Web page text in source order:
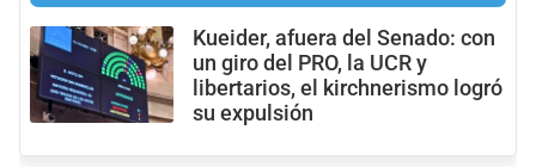
Kueider, afuera del Senado: con
un giro del PRO, la UCR y
libertarios, el kirchnerismo logró
su expulsión